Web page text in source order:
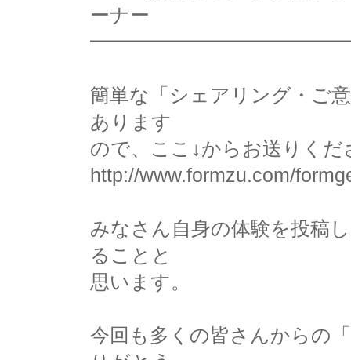
ーナー
簡単な「シェアリング・ご
あります
ので、ここ↓からお送りくだ
http://www.formzu.com/
みなさん自身の体験を投稿
ることと
思います。
今回も多くの皆さんからの